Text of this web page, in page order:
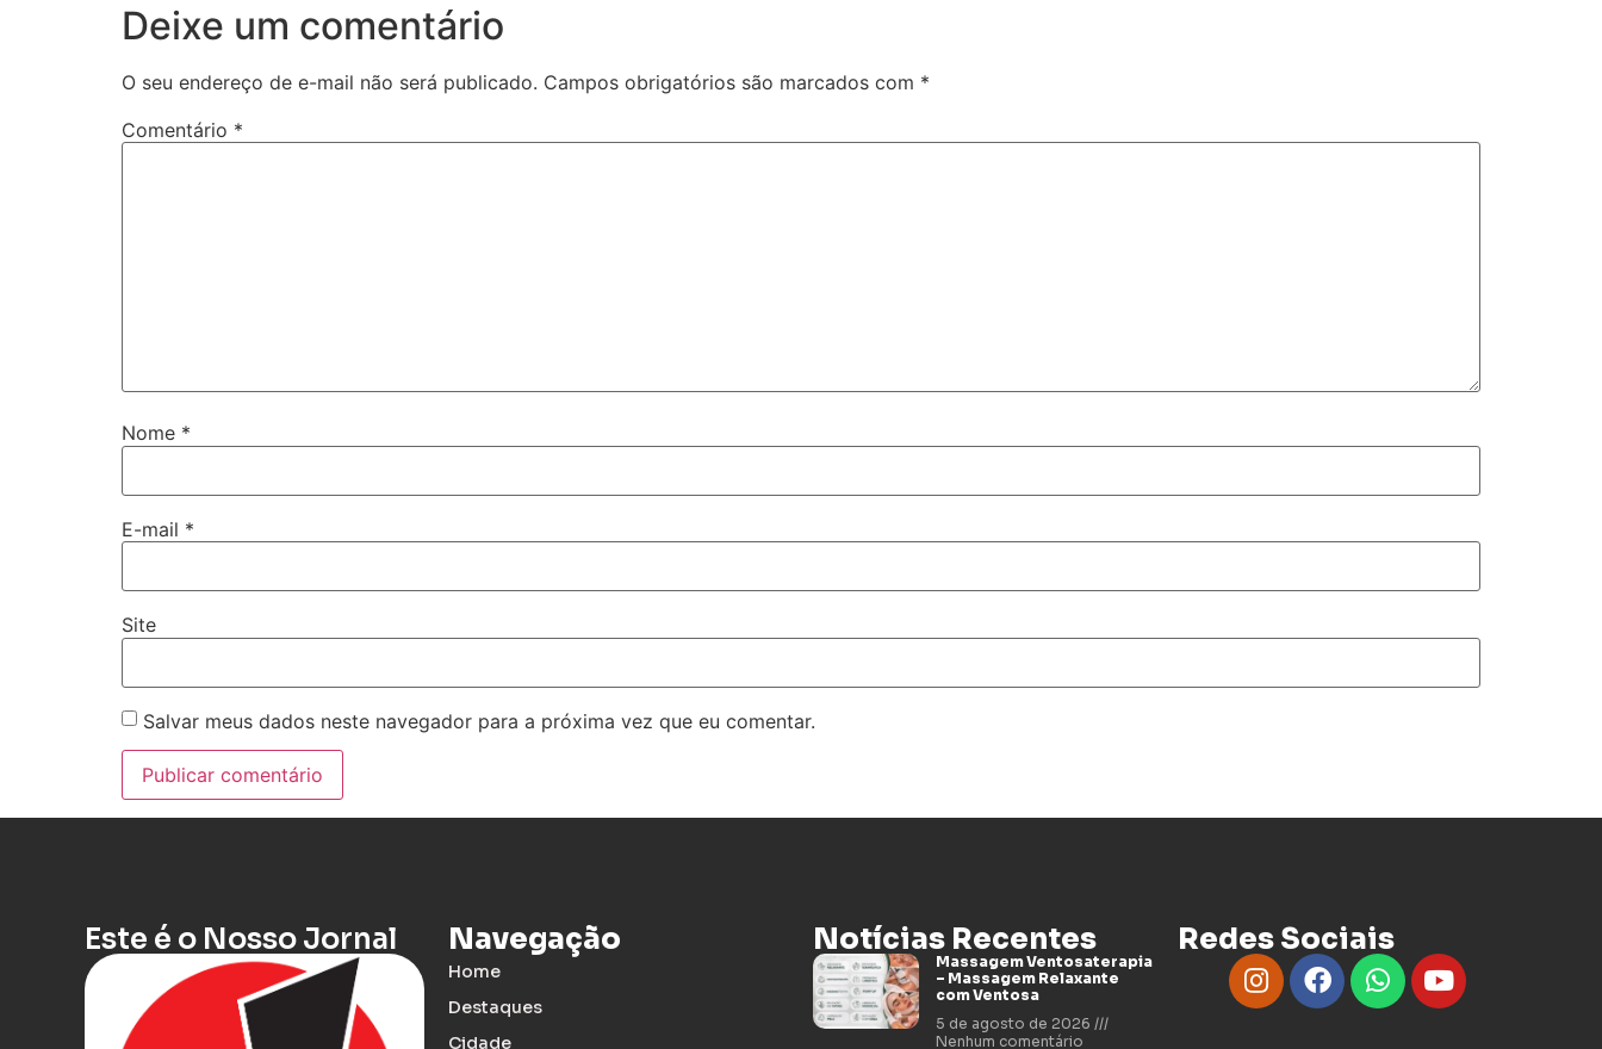
Deixe um comentário
O seu endereço de e-mail não será publicado. Campos obrigatórios são marcados com *
Comentário *
Nome *
E-mail *
Site
Salvar meus dados neste navegador para a próxima vez que eu comentar.
Este é o Nosso Jornal Navegação
Home
Destaques
Cidade
Notícias Recentes
Massagem Ventosaterapia
– Massagem Relaxante
com Ventosa
5 de agosto de 2026
Nenhum comentário
Redes Sociais